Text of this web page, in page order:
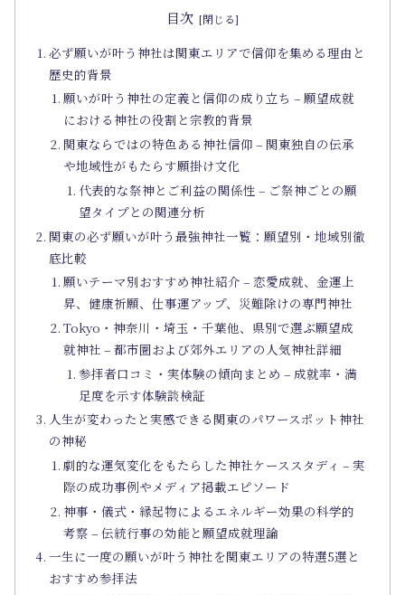
目次
必ず願いが叶う神社は関東エリアで信仰を集める理由と
歴史的背景
願いが叶う神社の定義と信仰の成り立ち – 願望成就
における神社の役割と宗教的背景
関東ならではの特色ある神社信仰 – 関東独自の伝承
や地域性がもたらす願掛け文化
代表的な祭神とご利益の関係性 – ご祭神ごとの願
望タイプとの関連分析
関東の必ず願いが叶う最強神社一覧：願望別・地域別徹
底比較
願いテーマ別おすすめ神社紹介 – 恋愛成就、金運上
昇、健康祈願、仕事運アップ、災難除けの専門神社
Tokyo・神奈川・埼玉・千葉他、県別で選ぶ願望成
就神社 – 都市圏および郊外エリアの人気神社詳細
参拝者口コミ・実体験の傾向まとめ – 成就率・満
足度を示す体験談検証
人生が変わったと実感できる関東のパワースポット神社
の神秘
劇的な運気変化をもたらした神社ケーススタディ – 実
際の成功事例やメディア掲載エピソード
神事・儀式・縁起物によるエネルギー効果の科学的
考察 – 伝統行事の効能と願望成就理論
一生に一度の願いが叶う神社を関東エリアの特選5選と
おすすめ参拝法